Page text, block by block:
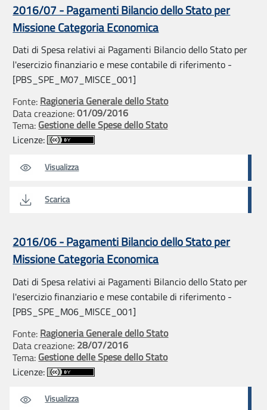
2016/07 - Pagamenti Bilancio dello Stato per
Missione Categoria Economica
Dati di Spesa relativi ai Pagamenti Bilancio dello Stato per
l'esercizio finanziario e mese contabile di riferimento -
[PBS_SPE_M07_MISCE_001]
Fonte: Ragioneria Generale dello Stato
Data creazione:01/09/2016
Tema: Gestione delle Spese dello Stato
Licenze:
Visualizza
Scarica
2016/06 - Pagamenti Bilancio dello Stato per
Missione Categoria Economica
Dati di Spesa relativi ai Pagamenti Bilancio dello Stato per
l'esercizio finanziario e mese contabile di riferimento -
[PBS_SPE_M06_MISCE_001]
Fonte: Ragioneria Generale dello Stato
Data creazione: 28/07/2016
Tema: Gestione delle Spese dello Stato
Licenze:
Visualizza